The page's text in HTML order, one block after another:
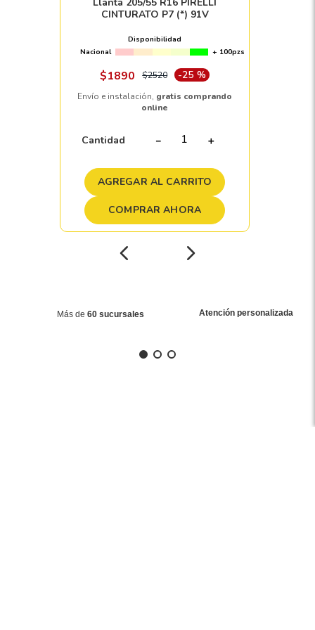
CINTURATO P7 (*) 91V
Disponibilidad
Nacional
+ 100pzs
$1890 $2520 -25 %
Envío e instalación, gratis comprando
online
Cantidad ＋
－
AGREGAR AL CARRITO
COMPRAR AHORA
Más de 60 sucursales Atención personalizada